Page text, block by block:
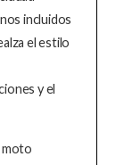
incluidos
el estilo
y el
moto